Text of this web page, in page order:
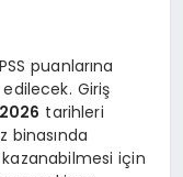
puanlarına
Giriş
tarihleri
binasında
için